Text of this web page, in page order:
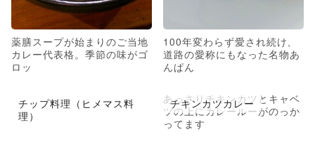
薬膳スープが始まりのご当地
カレー代表格。季節の味がゴ
ロッ
100年変わらず愛され続け、
道路の愛称にもなった名物あ
んぱん
チップ料理（ヒメマス料
理）
チキンカツカレー
あっさりチキンカツとキャベ
ツの上にカレールーがのっか
ってます